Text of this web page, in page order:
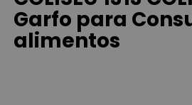
Garfo para
alimentos